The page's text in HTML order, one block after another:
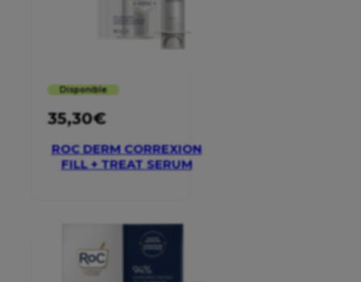
Disponible
35,30€
ROC DERM CORREXION
FILL + TREAT SERUM